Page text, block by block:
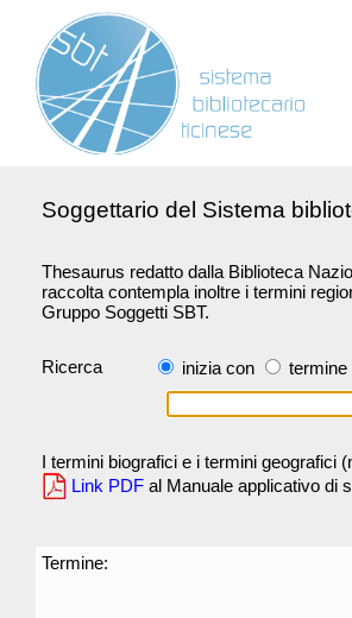
Soggettario del Sistema
Thesaurus redatto dalla Biblioteca
raccolta contempla inoltre i termini
Gruppo Soggetti SBT.
Ricerca inizia con termine
I termini biografici e i termini geografici
Link PDF al Manuale applicativo di
Termine: